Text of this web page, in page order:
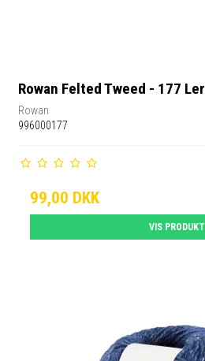
Rowan Felted Tweed - 177 Ler
Rowan
996000177
99,00 DKK
VIS PRODUKT